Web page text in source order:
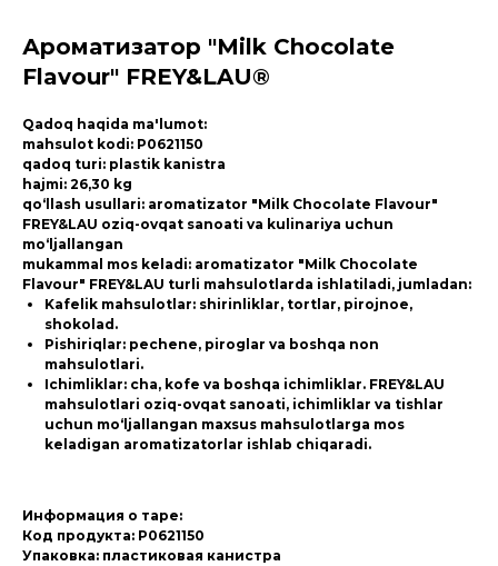
Ароматизатор "Milk Chocolate
Flavour" FREY&LAU®
Qadoq haqida ma'lumot:
mahsulot kodi: P0621150
qadoq turi: plastik kanistra
hajmi: 26,30 kg
qo‘llash usullari: aromatizator "Milk Chocolate Flavour"
FREY&LAU oziq-ovqat sanoati va kulinariya uchun
mo‘ljallangan
mukammal mos keladi: aromatizator "Milk Chocolate
Flavour" FREY&LAU turli mahsulotlarda ishlatiladi, jumladan:
Kafelik mahsulotlar: shirinliklar, tortlar, pirojnoe,
shokolad.
Pishiriqlar: pechene, piroglar va boshqa non
mahsulotlari.
Ichimliklar: cha, kofe va boshqa ichimliklar. FREY&LAU
mahsulotlari oziq-ovqat sanoati, ichimliklar va tishlar
uchun mo‘ljallangan maxsus mahsulotlarga mos
keladigan aromatizatorlar ishlab chiqaradi.
Информация о таре:
Код продукта: P0621150
Упаковка: пластиковая канистра